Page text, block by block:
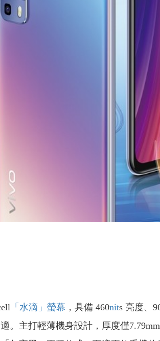
「水滴」螢幕 ，具備 460nits 亮度、
。主打輕薄機身設計，厚度僅